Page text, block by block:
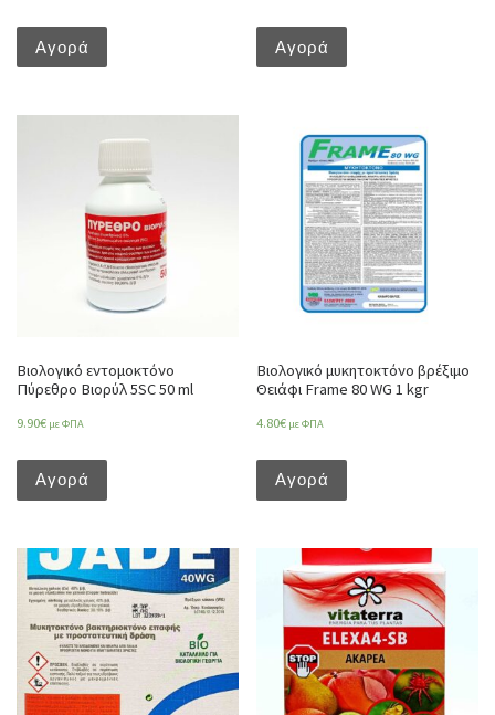
Αγορά Αγορά
Βιολογικό εντομοκτόνο
Πύρεθρο Βιορύλ 5SC 50 ml
9.90€ με ΦΠΑ
Αγορά
Βιολογικό μυκητοκτόνο βρέξιμο
Θειάφι Frame 80 WG 1 kgr
4.80€ με ΦΠΑ
Αγορά